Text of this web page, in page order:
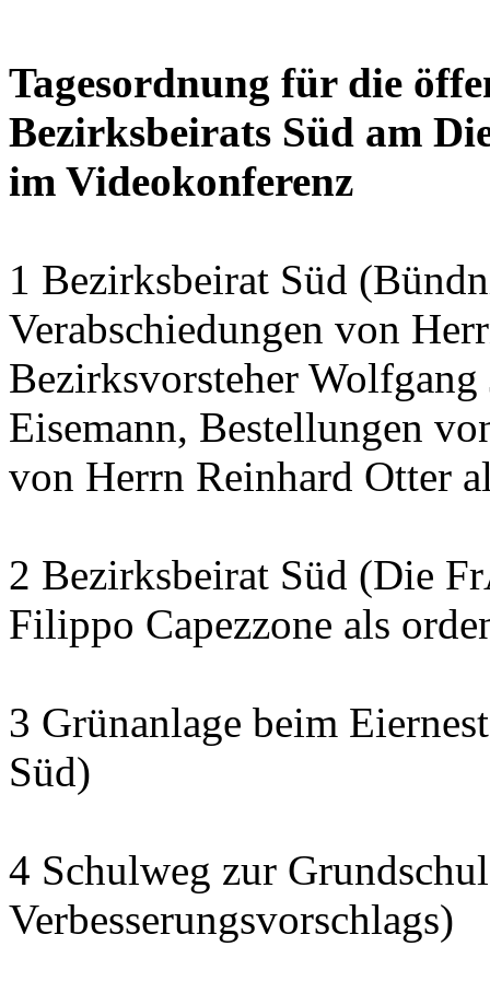
Tagesordnung für die
Bezirksbeirats Süd am
im Videokonferenz
1 Bezirksbeirat Süd
Verabschiedungen von
Bezirksvorsteher
Eisemann, Bestellungen
von Herrn Reinhard Otter
2 Bezirksbeirat Süd (Die
Filippo Capezzone als
3 Grünanlage beim
Süd)
4 Schulweg zur
Verbesserungsvorschlags)